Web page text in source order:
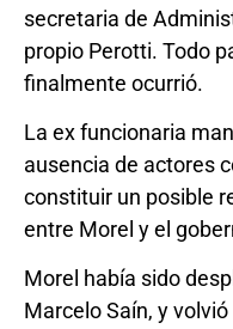
secretaria de
propio Perotti. Todo
finalmente ocurrió.
La ex funcionaria
ausencia de actores
constituir un posible
entre Morel y el
Morel había sido
Marcelo Saín, y